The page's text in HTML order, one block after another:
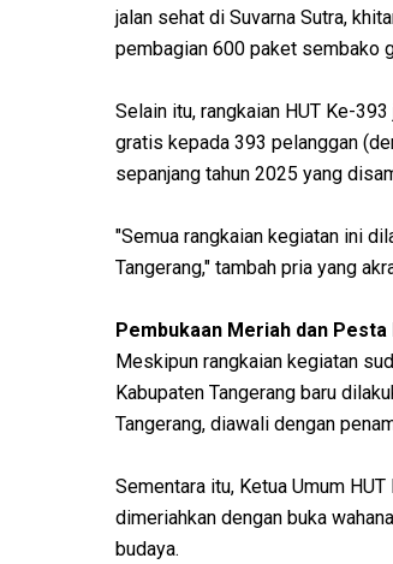
jalan sehat di Suvarna Sutra,
pembagian 600 paket sembako
Selain itu, rangkaian HUT Ke-
gratis kepada 393 pelanggan
sepanjang tahun 2025 yang
"Semua rangkaian kegiatan ini
Tangerang," tambah pria yang
Pembukaan Meriah dan Pesta
Meskipun rangkaian kegiatan
Kabupaten Tangerang baru
Tangerang, diawali dengan
Sementara itu, Ketua Umum
dimeriahkan dengan buka
budaya.